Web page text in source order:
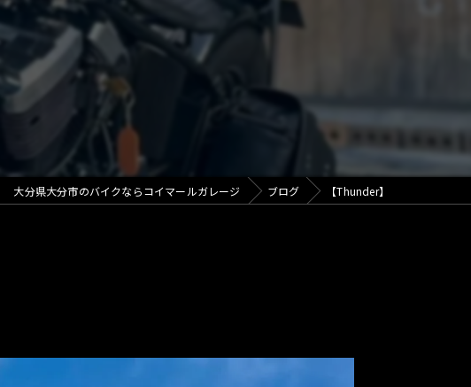
ロイヤルエンフィールド
マットモーターサイクル
アパレル
カフェ
大分県大分市のバイクならコイマールガレージ ブログ 【Thunder】